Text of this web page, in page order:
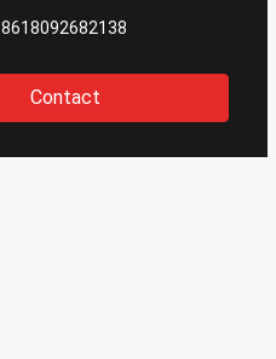
Contact